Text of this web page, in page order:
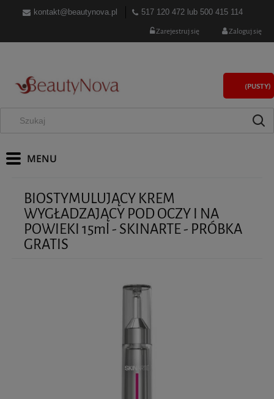
kontakt@beautynova.pl 517 120 472 lub 500 415 114
Zarejestruj się Zaloguj się
(PUSTY)
BIOSTYMULUJĄCY KREM
WYGŁADZAJĄCY POD OCZY I NA
POWIEKI 15ml - SKINARTE - PRÓBKA
GRATIS